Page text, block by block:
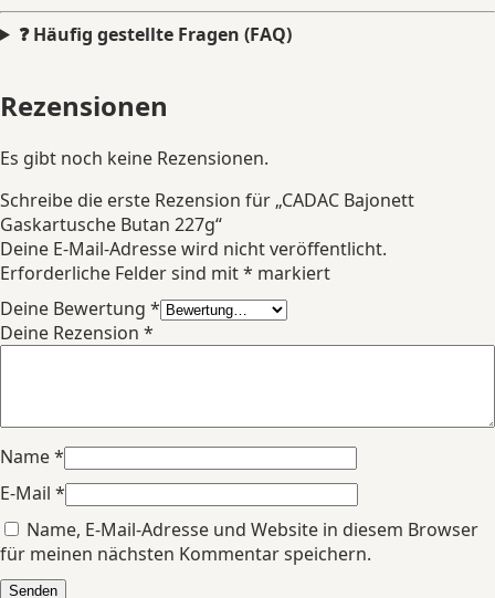
❓ Häufig gestellte Fragen (FAQ)
Rezensionen
Es gibt noch keine Rezensionen.
Schreibe die erste Rezension für „CADAC Bajonett
Gaskartusche Butan 227g“
Deine E-Mail-Adresse wird nicht veröffentlicht.
Erforderliche Felder sind mit* markiert
Deine Bewertung *
Deine Rezension *
Name*
E-Mail *
Name, E-Mail-Adresse und Website in diesem Browser
für meinen nächsten Kommentar speichern.